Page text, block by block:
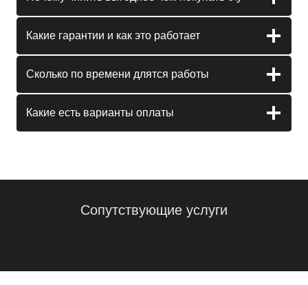
Какие гарантии и как это работает
Сколько по времени длятся работы
Какие есть варианты оплаты
Сопутствующие услуги